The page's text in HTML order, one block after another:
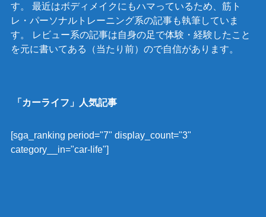
す。 最近はボディメイクにもハマっているため、筋ト
レ・パーソナルトレーニング系の記事も執筆していま
す。 レビュー系の記事は自身の足で体験・経験したこと
を元に書いてある（当たり前）ので自信があります。
「カーライフ」人気記事
[sga_ranking period="7" display_count="3"
category__in="car-life"]